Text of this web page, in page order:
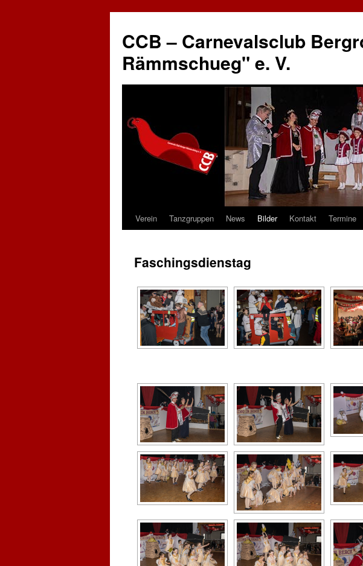
CCB – Carnevalsclub
Rämmschueg" e. V.
Springe
Inhalt
Verein Tanzgruppen News Bilder Kontakt Termine
Faschingsdienstag